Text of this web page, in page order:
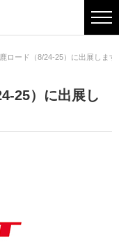
ロード（8/24-25）に出展します
25）に出展し